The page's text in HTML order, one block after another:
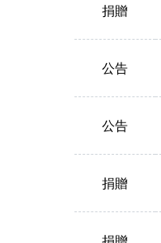
捐贈
公告
公告
捐贈